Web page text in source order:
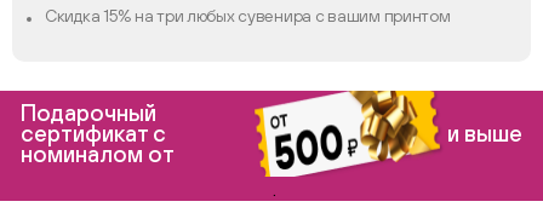
Скидка 15% на три любых сувенира с вашим принтом
Подарочный
сертификат с
номиналом от
и выше